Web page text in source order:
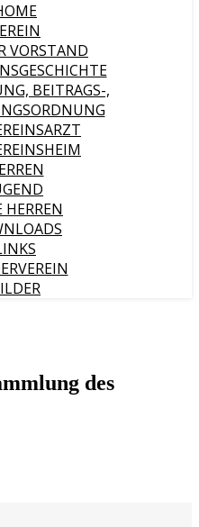
VORSTAND
BEITRAGS-,
HERREN
des